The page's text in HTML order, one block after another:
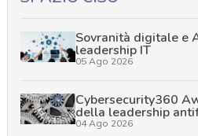
Sovranità digitale e
leadership IT
05 Ago 2026
Cybersecurity360
della leadership
04 Ago 2026